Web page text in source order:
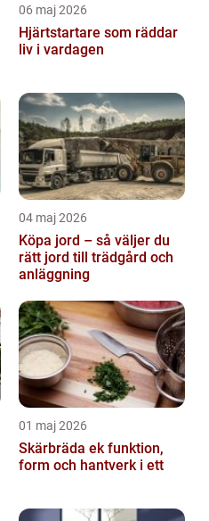
06 maj 2026
Hjärtstartare som räddar
liv i vardagen
04 maj 2026
Köpa jord – så väljer du
rätt jord till trädgård och
anläggning
01 maj 2026
Skärbräda ek funktion,
form och hantverk i ett